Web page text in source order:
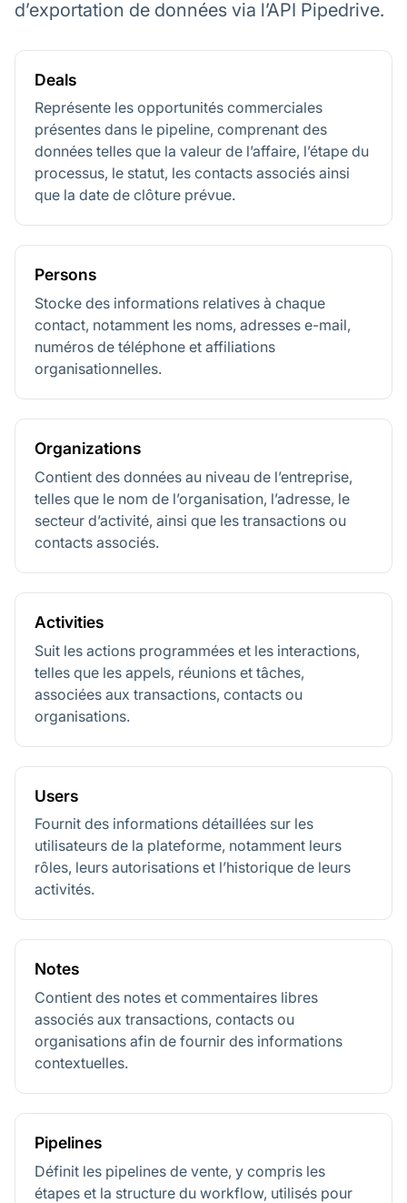
d’exportation de données via l’API Pipedrive.
Deals
Représente les opportunités commerciales
présentes dans le pipeline, comprenant des
données telles que la valeur de l’affaire, l’étape du
processus, le statut, les contacts associés ainsi
que la date de clôture prévue.
Persons
Stocke des informations relatives à chaque
contact, notamment les noms, adresses e-mail,
numéros de téléphone et affiliations
organisationnelles.
Organizations
Contient des données au niveau de l’entreprise,
telles que le nom de l’organisation, l’adresse, le
secteur d’activité, ainsi que les transactions ou
contacts associés.
Activities
Suit les actions programmées et les interactions,
telles que les appels, réunions et tâches,
associées aux transactions, contacts ou
organisations.
Users
Fournit des informations détaillées sur les
utilisateurs de la plateforme, notamment leurs
rôles, leurs autorisations et l’historique de leurs
activités.
Notes
Contient des notes et commentaires libres
associés aux transactions, contacts ou
organisations afin de fournir des informations
contextuelles.
Pipelines
Définit les pipelines de vente, y compris les
étapes et la structure du workflow, utilisés pour